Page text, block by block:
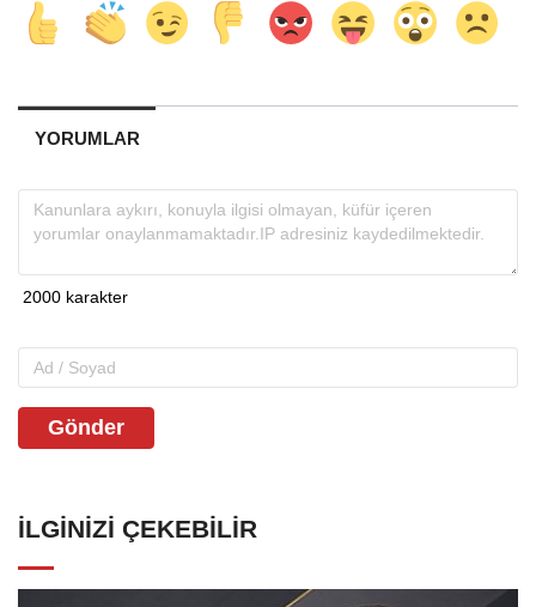
YORUMLAR
Gönder
İLGINIZI ÇEKEBILIR